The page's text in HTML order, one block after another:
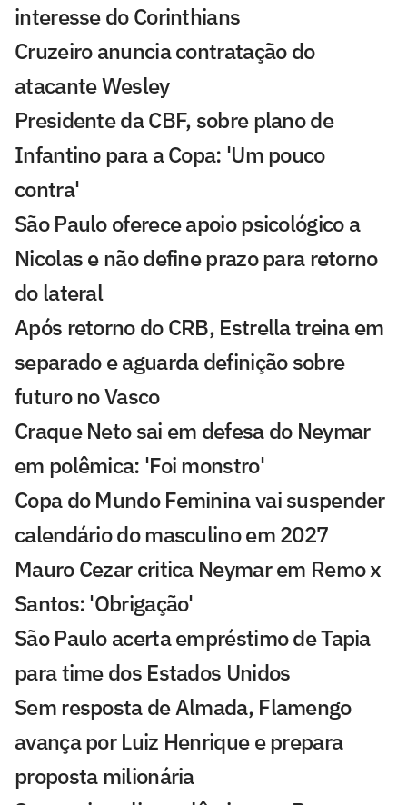
interesse do Corinthians
Cruzeiro anuncia contratação do
atacante Wesley
Presidente da CBF, sobre plano de
Infantino para a Copa: 'Um pouco
contra'
São Paulo oferece apoio psicológico a
Nicolas e não define prazo para retorno
do lateral
Após retorno do CRB, Estrella treina em
separado e aguarda definição sobre
futuro no Vasco
Craque Neto sai em defesa do Neymar
em polêmica: 'Foi monstro'
Copa do Mundo Feminina vai suspender
calendário do masculino em 2027
Mauro Cezar critica Neymar em Remo x
Santos: 'Obrigação'
São Paulo acerta empréstimo de Tapia
para time dos Estados Unidos
Sem resposta de Almada, Flamengo
avança por Luiz Henrique e prepara
proposta milionária